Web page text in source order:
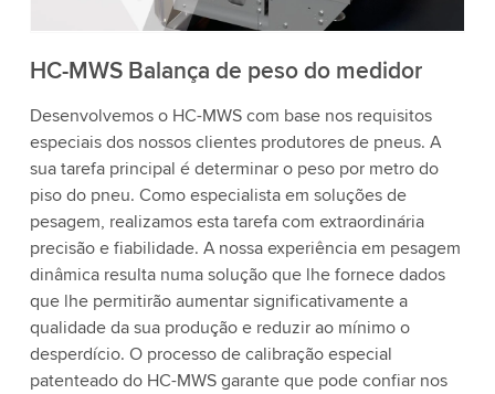
Mais informações
HC-MWS Balança de peso do medidor
Desenvolvemos o HC-MWS com base nos requisitos
especiais dos nossos clientes produtores de pneus. A
sua tarefa principal é determinar o peso por metro do
piso do pneu. Como especialista em soluções de
pesagem, realizamos esta tarefa com extraordinária
precisão e fiabilidade. A nossa experiência em pesagem
dinâmica resulta numa solução que lhe fornece dados
que lhe permitirão aumentar significativamente a
qualidade da sua produção e reduzir ao mínimo o
desperdício. O processo de calibração especial
patenteado do HC-MWS garante que pode confiar nos